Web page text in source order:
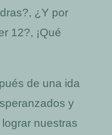
¿Y por
12?, ¡Qué
de una ida
y
nuestras